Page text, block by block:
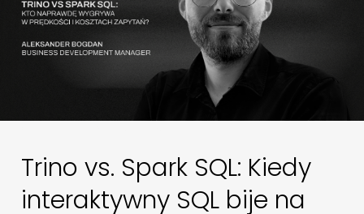
Trino vs. Spark SQL: Kiedy
interaktywny SQL bije na